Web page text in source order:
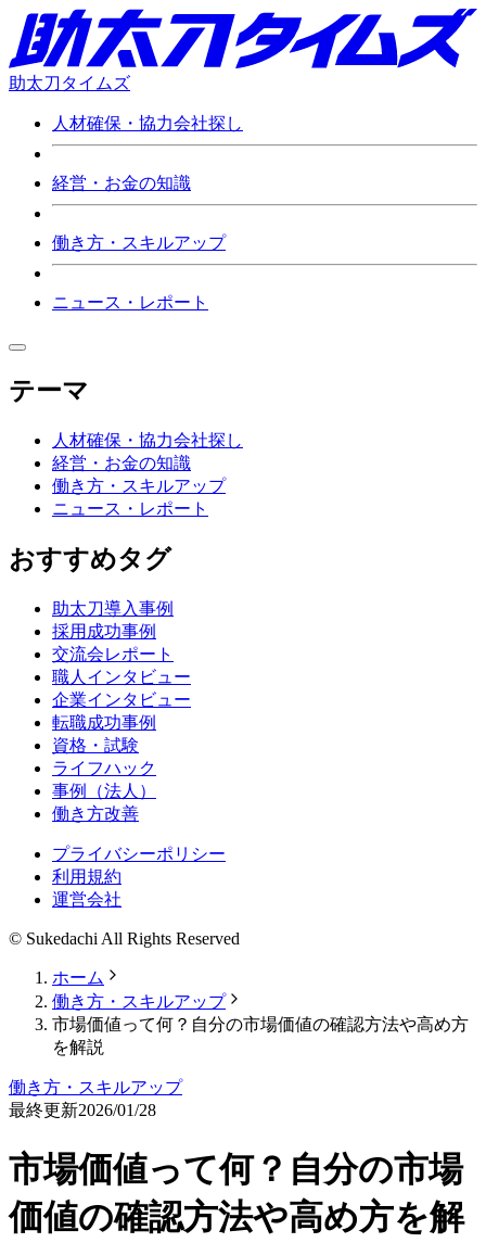
助太刀タイムズ
人材確保・協力会社探し
経営・お金の知識
働き方・スキルアップ
ニュース・レポート
テーマ
人材確保・協力会社探し
経営・お金の知識
働き方・スキルアップ
ニュース・レポート
おすすめタグ
助太刀導入事例
採用成功事例
交流会レポート
職人インタビュー
企業インタビュー
転職成功事例
資格・試験
ライフハック
事例（法人）
働き方改善
プライバシーポリシー
利用規約
運営会社
© Sukedachi All Rights Reserved
ホーム
働き方・スキルアップ
市場価値って何？自分の市場価値の確認方法や高め方
を解説
働き方・スキルアップ
最終更新2026/01/28
市場価値って何？自分の市場
価値の確認方法や高め方を解